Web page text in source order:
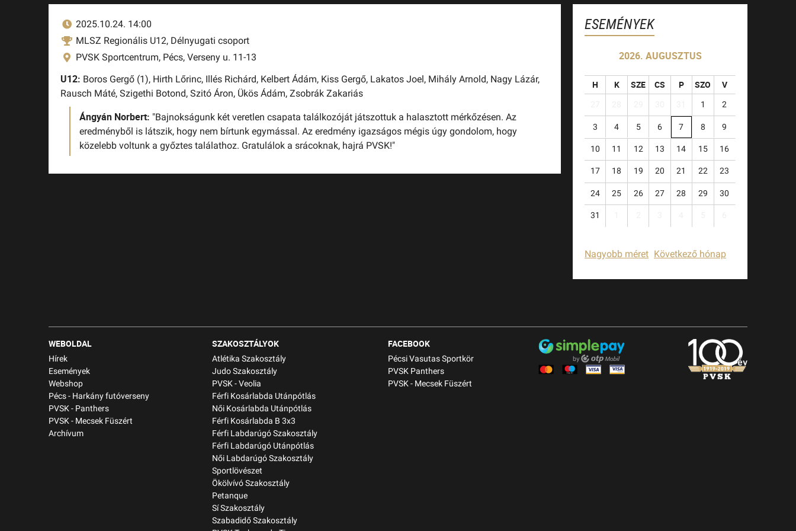
2025.10.24. 14:00
MLSZ Regionális U12, Délnyugati csoport
PVSK Sportcentrum, Pécs, Verseny u. 11-13
U12: Boros Gergő (1), Hirth Lőrinc, Illés Richárd, Kelbert Ádám, Kiss Gergő, Lakatos Joel, Mihály Arnold, Nagy Lázár,
Rausch Máté, Szigethi Botond, Szitó Áron, Ükös Ádám, Zsobrák Zakariás
Ángyán Norbert: "Bajnokságunk két veretlen csapata találkozóját játszottuk a halasztott mérkőzésen. Az
eredményből is látszik, hogy nem bírtunk egymással. Az eredmény igazságos mégis úgy gondolom, hogy
közelebb voltunk a győztes találathoz. Gratulálok a srácoknak, hajrá PVSK!"
ESEMÉNYEK
2026. AUGUSZTUS
H K SZE CS P SZO V
1 2
3 4 5 6 7 8 9
10 11 12 13 14 15 16
17 18 19 20 21 22 23
24 25 26 27 28 29 30
31
Nagyobb méret Következő hónap
WEBOLDAL
Hírek
Események
Webshop
Pécs - Harkány futóverseny
PVSK - Panthers
PVSK - Mecsek Füszért
Archívum
SZAKOSZTÁLYOK
Atlétika Szakosztály
Judo Szakosztály
PVSK - Veolia
Férfi Kosárlabda Utánpótlás
Női Kosárlabda Utánpótlás
Férfi Kosárlabda B 3x3
Férfi Labdarúgó Szakosztály
Férfi Labdarúgó Utánpótlás
Női Labdarúgó Szakosztály
Sportlövészet
Ökölvívó Szakosztály
Petanque
Sí Szakosztály
Szabadidő Szakosztály
FACEBOOK
Pécsi Vasutas Sportkör
PVSK Panthers
PVSK - Mecsek Füszért